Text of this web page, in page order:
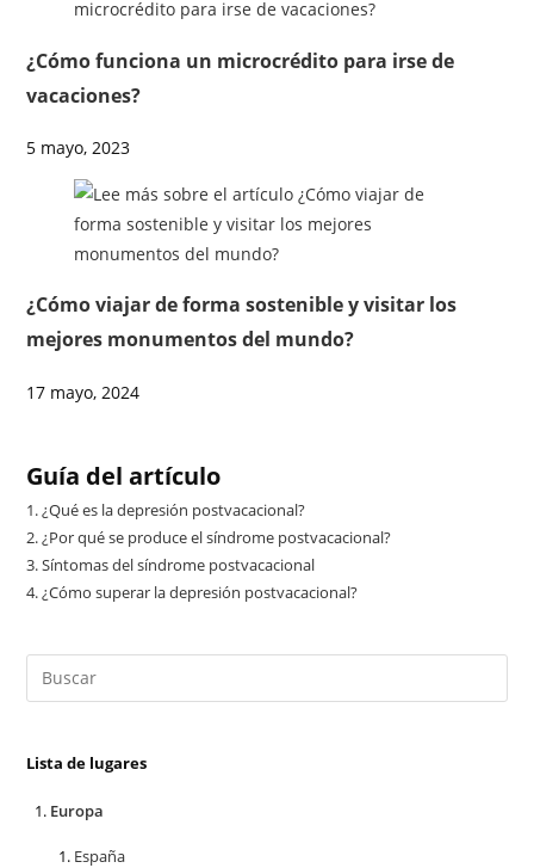
¿Cómo funciona un microcrédito para irse de
vacaciones?
5 mayo, 2023
¿Cómo viajar de forma sostenible y visitar los
mejores monumentos del mundo?
17 mayo, 2024
Guía del artículo
1.¿Qué es la depresión postvacacional?
2.¿Por qué se produce el síndrome postvacacional?
3.Síntomas del síndrome postvacacional
4.¿Cómo superar la depresión postvacacional?
Lista de lugares
Europa
España